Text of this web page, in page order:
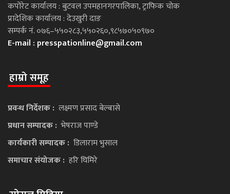
कपोरेट कार्यालय : बुटवल उपमहानगरपालिका, ट्राफिक चोक
प्रादेशिक कार्यालय : देउखुरी दाङ
सम्पर्क नं. ०७६–५५०२८३,५५०२६०,९८५७०५०९७०
E-mail : presspationline@gmail.com
हाम्रो समूह
प्रवन्ध निर्देशक : लक्ष्मण प्रसाद बेल्बासे
प्रधान सम्पादक : भेषराज पाण्डे
कार्यकारी सम्पादक : डिलाराम भुसाल
समाचार संयोजक : हरि घिमिरे